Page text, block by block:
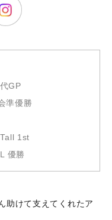
GP
準優勝
1st
優勝
助けて支えてくれたア